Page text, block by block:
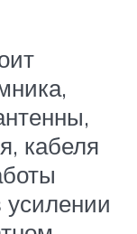
кабеля
усилении